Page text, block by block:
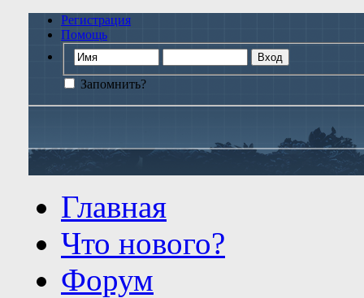
Регистрация
Помощь
Запомнить?
Главная
Что нового?
Форум